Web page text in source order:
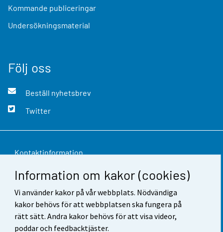
Information om kakor (cookies)
Vi använder kakor på vår webbplats. Nödvändiga
kakor behövs för att webbplatsen ska fungera på
rätt sätt. Andra kakor behövs för att visa videor,
poddar och feedbacktjäster.
Kommande publiceringar
Undersökningsmaterial
Följ oss
Beställ nyhetsbrev
Twitter
Kontaktinformation
Respons
Användarvillkor
Dataskydd